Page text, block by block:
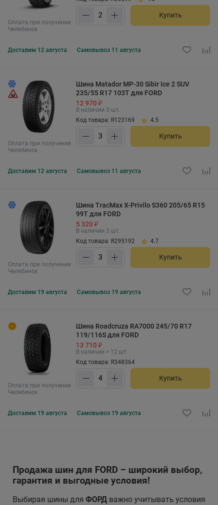
Оплата при получении
Челябинск
Купить
Доставим 12 августа Самовывоз 11 августа
Оплата при получении
Челябинск
Шина Matador MP-30 Sibir Ice 2 SUV
235/55 R17 103T для FORD
12 970 ₽
В наличии 3 шт.
Код товара: R123169
4.5
Купить
Доставим 12 августа Самовывоз 11 августа
Оплата при получении
Челябинск
Шина TracMax X-Privilo S360 205/65 R15
99T для FORD
5 320 ₽
В наличии 3 шт.
Код товара: R295192
4.7
Купить
Доставим 19 августа Самовывоз 19 августа
Оплата при получении
Челябинск
Шина Roadcruza RA7000 245/70 R17
119/116S для FORD
13 710 ₽
В наличии > 12 шт.
Код товара: R348364
Купить
Доставим 19 августа Самовывоз 19 августа
Продажа шин для FORD – широкий выбор,
гарантия и выгодные условия!
Выбирая шины для ФОРД важно учитывать условия